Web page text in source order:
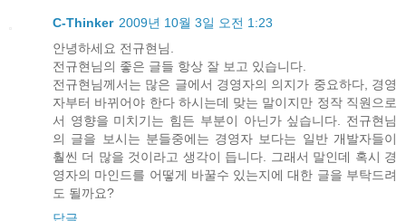
C-Thinker 2009년 10월 3일 오전 1:23
안녕하세요 전규현님.
전규현님의 좋은 글들 항상 잘 보고 있습니다.
전규현님께서는 많은 글에서 경영자의 의지가 중요하다, 경영
자부터 바뀌어야 한다 하시는데 맞는 말이지만 정작 직원으로
서 영향을 미치기는 힘든 부분이 아닌가 싶습니다. 전규현님
의 글을 보시는 분들중에는 경영자 보다는 일반 개발자들이
훨씬 더 많을 것이라고 생각이 듭니다. 그래서 말인데 혹시 경
영자의 마인드를 어떻게 바꿀수 있는지에 대한 글을 부탁드려
도 될까요?